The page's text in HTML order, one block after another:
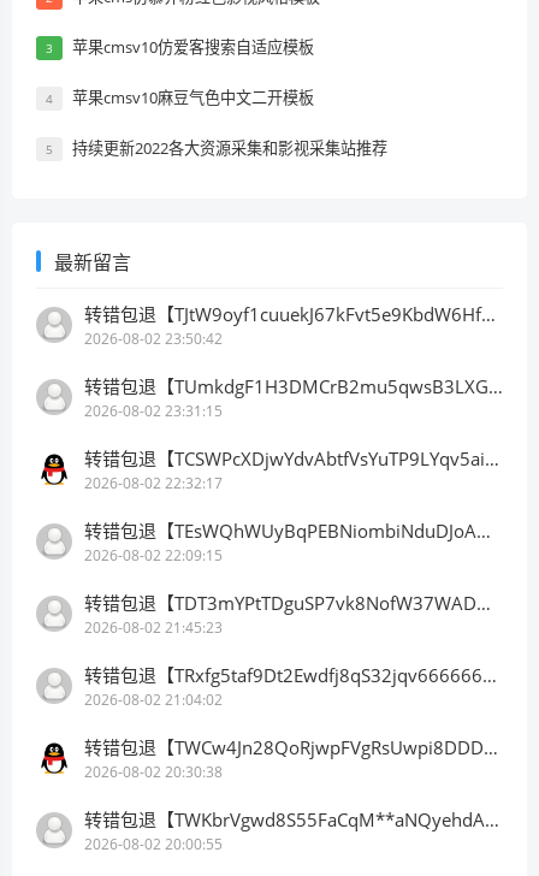
3 苹果cmsv10仿爱客搜索自适应模板
4 苹果cmsv10麻豆气色中文二开模板
5 持续更新2022各大资源采集和影视采集站推荐
最新留言
转错包退【TJtW9oyf1cuuekJ67kFvt5e9KbdW6HfDB3】客服TeleGram:【@TrxEm】
2026-08-02 23:50:42
转错包退【TUmkdgF1H3DMCrB2mu5qwsB3LXGbkLBhn9】客服TeleGram:【@TrxEm】
2026-08-02 23:31:15
转错包退【TCSWPcXDjwYdvAbtfVsYuTP9LYqv5ainhr】客服TeleGram:【@TrxEm】
2026-08-02 22:32:17
转错包退【TEsWQhWUyBqPEBNiombiNduDJoAHLyyqAx】客服TeleGram:【@TrxEm】
2026-08-02 22:09:15
转错包退【TDT3mYPtTDguSP7vk8NofW37WADwQXejY2】客服TeleGram:【@TrxEm】
2026-08-02 21:45:23
转错包退【TRxfg5taf9Dt2Ewdfj8qS32jqv66666666】客服TeleGram:【@TrxEm】
2026-08-02 21:04:02
转错包退【TWCw4Jn28QoRjwpFVgRsUwpi8DDDDDDDDD】客服TeleGram:【@TrxEm】
2026-08-02 20:30:38
转错包退【TWKbrVgwd8S55FaCqM**aNQyehdAnhCSV2】客服TeleGram:【@TrxEm】
2026-08-02 20:00:55